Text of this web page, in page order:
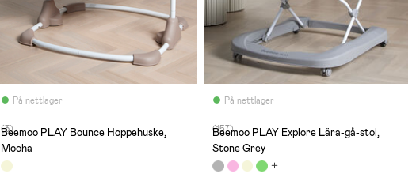
På nettlager
(3)
Beemoo PLAY Bounce Hoppehuske,
Mocha
På nettlager
(157)
Beemoo PLAY Explore Lära-gå-stol,
Stone Grey